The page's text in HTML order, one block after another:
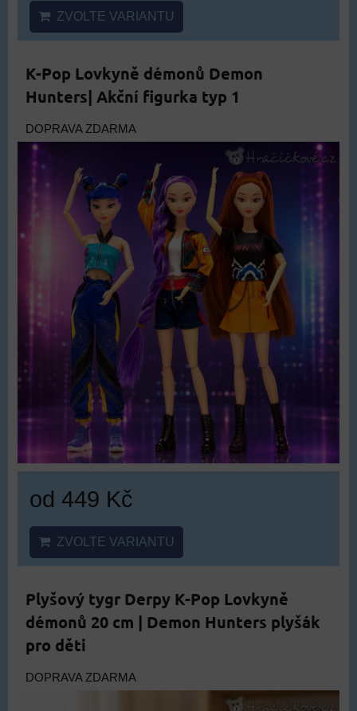
ZVOLTE VARIANTU
K-Pop Lovkyně démonů Demon
Hunters| Akční figurka typ 1
DOPRAVA ZDARMA
od 449 Kč
ZVOLTE VARIANTU
Plyšový tygr Derpy K-Pop Lovkyně
démonů 20 cm | Demon Hunters plyšák
pro děti
DOPRAVA ZDARMA